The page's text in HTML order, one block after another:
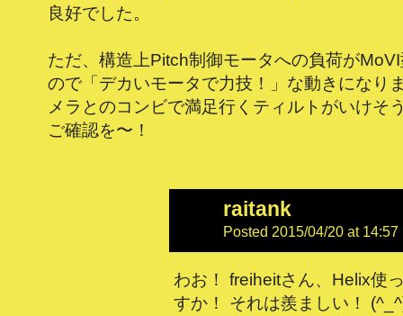
良好でした。
ただ、構造上Pitch制御モータへの負荷が
ので「デカいモータで力技！」な動きになり
メラとのコンビで満足行くティルトがいけそ
ご確認を〜！
raitank
Posted 2015/04/20 at 14:57
わお！ freiheitさん、Helix使
すか！ それは羨ましい！